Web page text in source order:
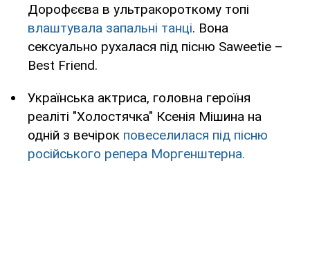
Дорофєєва в ультракороткому топі
влаштувала запальні танці. Вона
сексуально рухалася під пісню Saweetie –
Best Friend.
Українська актриса, головна героїня
реаліті "Холостячка" Ксенія Мішина на
одній з вечірок повеселилася під пісню
російського репера Моргенштерна.